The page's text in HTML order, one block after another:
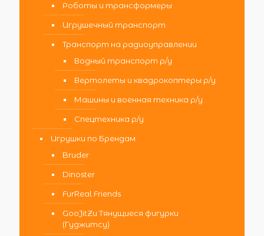
Роботы и трансформеры
Игрушечный транспорт
Транспорт на радиоуправлении
Водный транспорт р/у
Вертолеты и квадрокоптеры р/у
Машины и военная техника р/у
Спецтехника р/у
Игрушки по Брендам
Bruder
Dinoster
FurReal Friends
GooJitZu Тянущиеся фигурки
(Гуджитсу)